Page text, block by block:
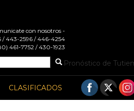
con nosotros -
/ 443-2596 / 446-4254
461-7752 / 430-1923
Pronóstico de
CLASIFICADOS